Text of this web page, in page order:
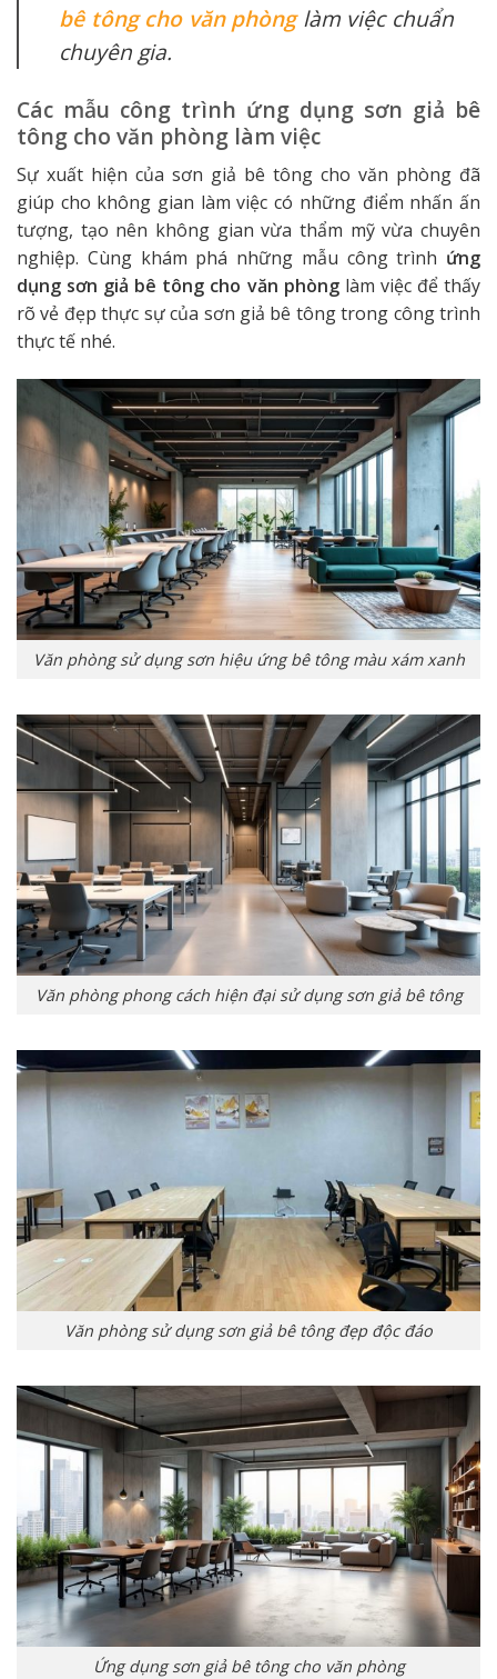
bê tông cho văn phònglàm việc chuẩn
chuyên gia.
Các mẫu công trình ứng dụng sơn giả bê
tông cho văn phòng làm việc
Sự xuất hiện của sơn giả bê tông cho văn phòng đã
giúp cho không gian làm việc có những điểm nhấn ấn
tượng, tạo nên không gian vừa thẩm mỹ vừa chuyên
nghiệp. Cùng khám phá những mẫu công trình ứng
dụng sơn giả bê tông cho văn phònglàm việc để thấy
rõ vẻ đẹp thực sự của sơn giả bê tông trong công trình
thực tế nhé.
Văn phòng sử dụng sơn hiệu ứng bê tông màu xám xanh
Văn phòng phong cách hiện đại sử dụng sơn giả bê tông
Văn phòng sử dụng sơn giả bê tông đẹp độc đáo
Ứng dụng sơn giả bê tông cho văn phòng